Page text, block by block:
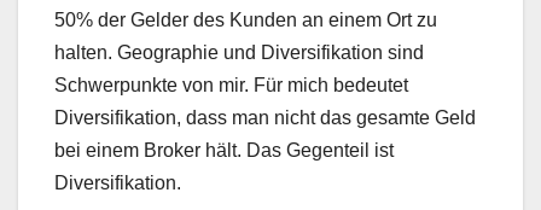
50% der Gelder des Kunden an einem Ort zu
halten. Geographie und Diversifikation sind
Schwerpunkte von mir. Für mich bedeutet
Diversifikation, dass man nicht das gesamte Geld
bei einem Broker hält. Das Gegenteil ist
Diversifikation.